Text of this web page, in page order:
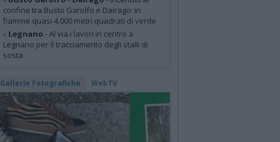
confine tra Busto Garolfo e Dairago: in
fiamme quasi 4.000 metri quadrati di verde
» Legnano - Al via i lavori in centro a
Legnano per il tracciamento degli stalli di
sosta
Gallerie Fotografiche WebTV